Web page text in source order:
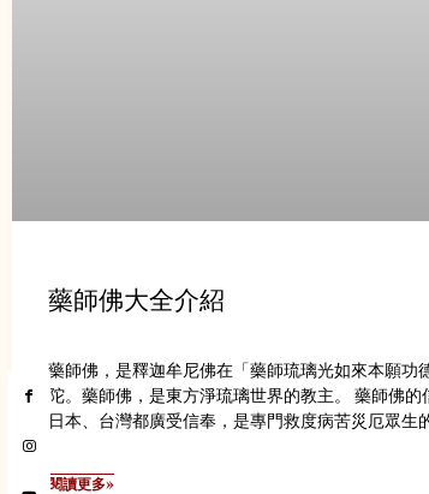
藥師佛大全介紹
藥師佛，是釋迦牟尼佛在「藥師琉璃光如來本願功
陀。藥師佛，是東方淨琉璃世界的教主。 藥師佛的
日本、台灣都廣受信奉，是專門救度病苦災厄眾生
閱讀更多»